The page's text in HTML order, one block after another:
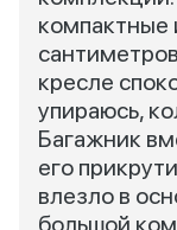
компактные
кресле
упираюсь,
Багажник
его
влезло в
большой